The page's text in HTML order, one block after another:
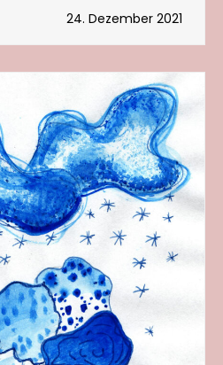
24. Dezember 2021